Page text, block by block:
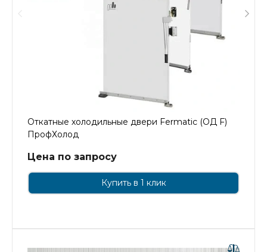
Откатные холодильные двери Fermatic (ОД F)
ПрофХолод
Цена по запросу
Купить в 1 клик